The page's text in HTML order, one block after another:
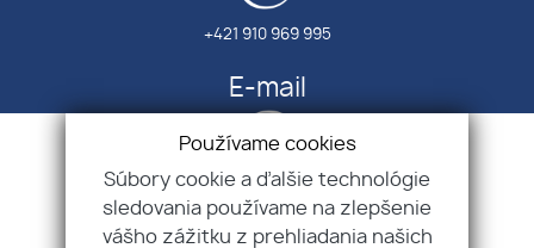
+421 910 969 995
E-mail
Používame cookies
Súbory cookie a ďalšie technológie
sledovania používame na zlepšenie
vášho zážitku z prehliadania našich